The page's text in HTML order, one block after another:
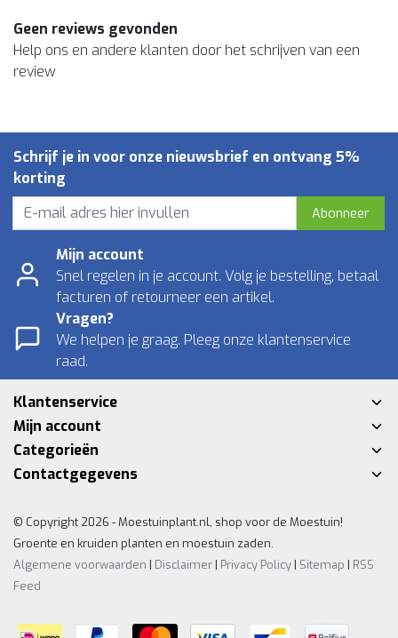
Geen reviews gevonden
Help ons en andere klanten door het schrijven van een
review
Schrijf je in voor onze nieuwsbrief en ontvang 5%
korting
Abonneer
Mijn account
Snel regelen in je account. Volg je bestelling, betaal
facturen of retourneer een artikel.
Vragen?
We helpen je graag. Pleeg onze klantenservice
raad.
Klantenservice
Mijn account
Categorieën
Contactgegevens
© Copyright 2026 - Moestuinplant.nl, shop voor de Moestuin!
Groente en kruiden planten en moestuin zaden.
Algemene voorwaarden | Disclaimer | Privacy Policy | Sitemap | RSS
Feed